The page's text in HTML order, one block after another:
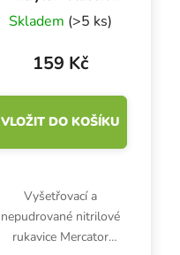
BLACK L, 100 ks
Skladem (>5 ks)
159 Kč
VLOŽIT DO KOŠÍKU
Vyšetřovací a
nepudrované nitrilové
rukavice Mercator